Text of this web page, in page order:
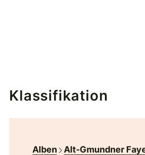
Klassifikation
Alben
Alt-Gmundner